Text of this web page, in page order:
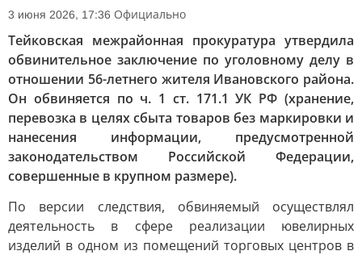
3 июня 2026, 17:36 Официально
Тейковская межрайонная прокуратура утвердила
обвинительное заключение по уголовному делу в
отношении 56-летнего жителя Ивановского района.
Он обвиняется по ч. 1 ст. 171.1 УК РФ (хранение,
перевозка в целях сбыта товаров без маркировки и
нанесения информации, предусмотренной
законодательством Российской Федерации,
совершенные в крупном размере).
По версии следствия, обвиняемый осуществлял
деятельность в сфере реализации ювелирных
изделий в одном из помещений торговых центров в